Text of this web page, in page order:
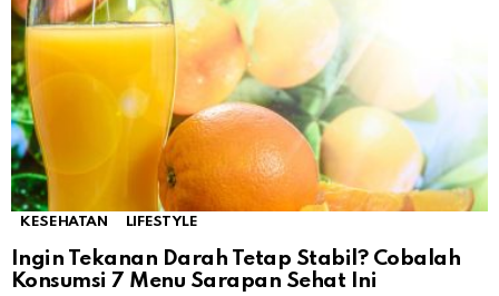
KESEHATAN LIFESTYLE
Ingin Tekanan Darah Tetap Stabil? Cobalah
Konsumsi 7 Menu Sarapan Sehat Ini